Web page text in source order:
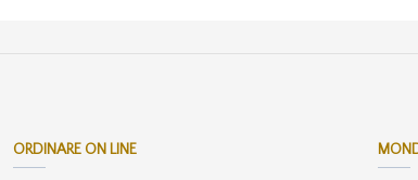
ORDINARE ON LINE